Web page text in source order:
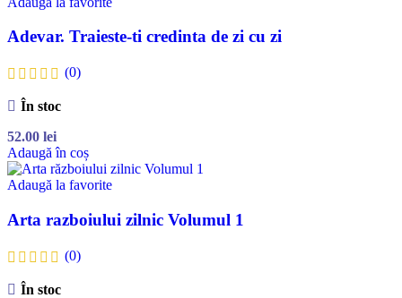
Adevar. Traieste-ti credinta de zi cu zi
(0)
În stoc
52.00 lei
Adaugă în coș
Adaugă la favorite
Arta razboiului zilnic Volumul 1
(0)
În stoc